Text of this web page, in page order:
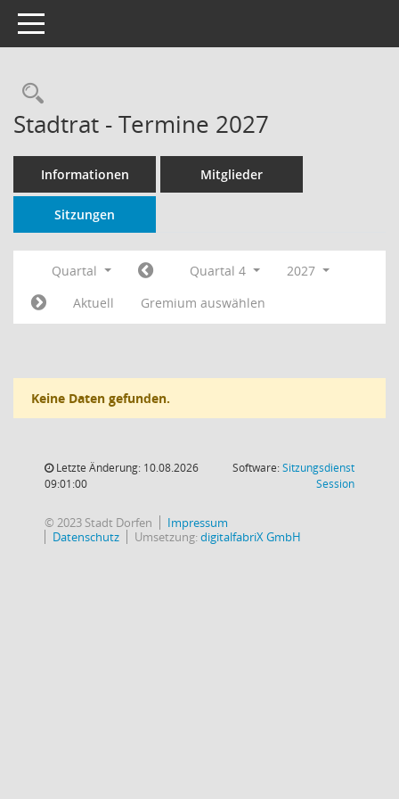
Toggle navigation
Rechercheauswahl
Stadtrat - Termine 2027
Informationen Mitglieder
Sitzungen
Quartal Quartal 4
2027
Aktuell
Gremium auswählen
Keine Daten gefunden.
Letzte Änderung: 10.08.2026
09:01:00
Software:Sitzungsdienst
Session(Wird in
© 2023 Stadt Dorfen
Impressum
Datenschutz
Umsetzung:digitalfabriX GmbH